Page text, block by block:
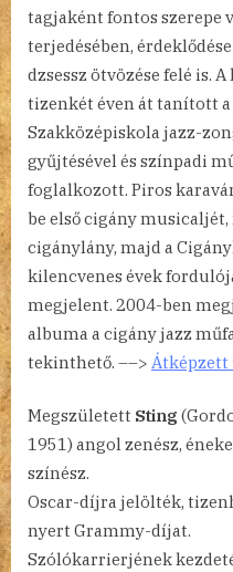
tagjaként fontos szerepe
terjedésében,
dzsessz ötvözése felé is.
tizenkét éven át tanított
Szakközépiskola jazz-
gyűjtésével és színpadi
foglalkozott. Piros
be első cigány musicaljét,
cigánylány, majd a
kilencvenes évek
megjelent. 2004-ben
albuma a cigány jazz
tekinthető. ––> Átképzett
Megszületett Sting
1951) angol zenész,
színész.
Oscar-díjra jelölték,
nyert Grammy-díjat.
Szólókarrierjének